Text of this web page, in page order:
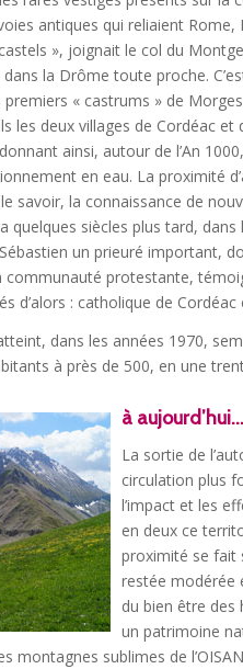
antiques qui reliaient Rome,
», joignait le col du
la Drôme toute proche.
« castrums » de
les deux villages de Cordéac et
ainsi, autour de l’An
en eau. La proximité
savoir, la connaissance de
siècles plus tard,
un prieuré important,
communauté protestante,
d’alors : catholique de
dans les années 1970,
à près de 500, en une
à aujourd’hui…
La sortie de
circulation plus
l’impact et les
en deux ce
proximité se fait
restée modérée
du bien être des
un patrimoine
sublimes de